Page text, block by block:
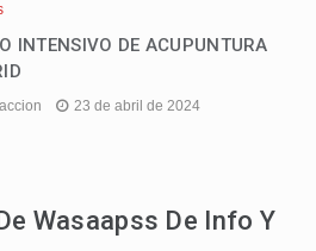
INTENSIVO DE ACUPUNTURA
23 de abril de 2024
Wasaapss De Info Y